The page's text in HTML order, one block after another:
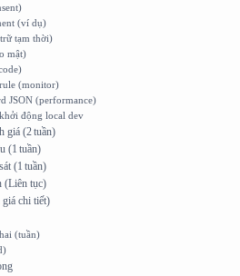
(ví dụ)
tạm thời)
mật)
(monitor)
JSON (performance)
động local dev
giá (2 tuần)
(1 tuần)
(1 tuần)
(Liên tục)
giá chi tiết)
(tuần)